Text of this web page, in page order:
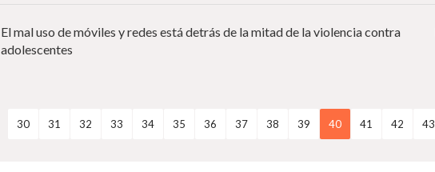
El mal uso de móviles y redes está detrás de la mitad de la violencia contra
adolescentes
30 31 32 33 34 35 36 37 38 39 40 41 42 43